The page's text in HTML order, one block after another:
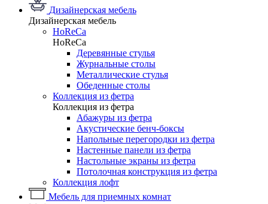
Дизайнерская мебель
Дизайнерская мебель
HoReCa
HoReCa
Деревянные стулья
Журнальные столы
Металлические стулья
Обеденные столы
Коллекция из фетра
Коллекция из фетра
Абажуры из фетра
Акустические бенч-боксы
Напольные перегородки из фетра
Настенные панели из фетра
Настольные экраны из фетра
Потолочная конструкция из фетра
Коллекция лофт
Мебель для приемных комнат